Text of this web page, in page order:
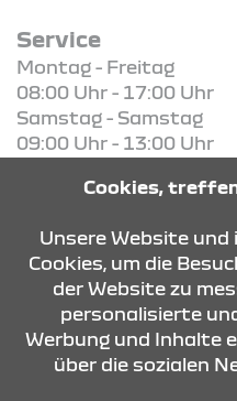
Service
Montag - Freitag
08:00 Uhr - 17:00 Uhr
Samstag - Samstag
09:00 Uhr - 13:00 Uhr
ÖFFNUNGSZEITEN
Cookies,
Unsere Website
Cookies, um die
der Website zu
personalisierte
Werbung und Inhalte
über die sozialen